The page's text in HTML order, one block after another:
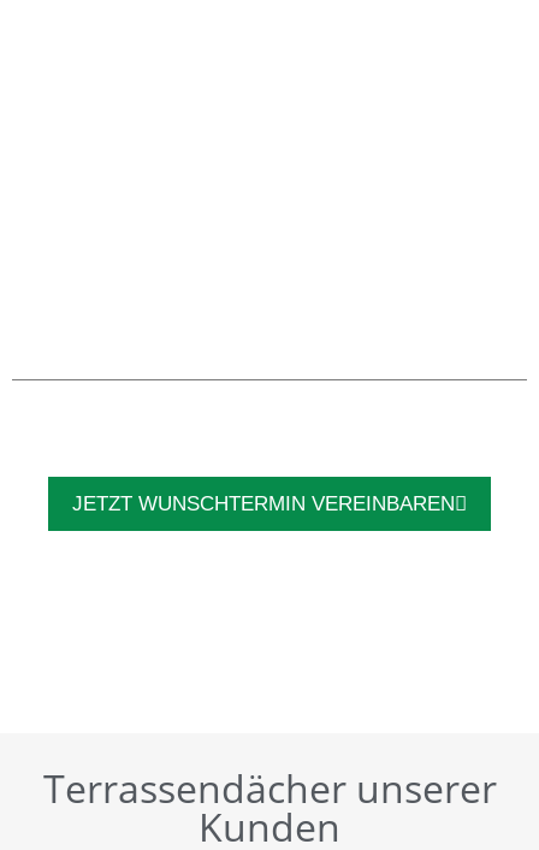
JETZT WUNSCHTERMIN VEREINBAREN
Terrassendächer unserer
Kunden